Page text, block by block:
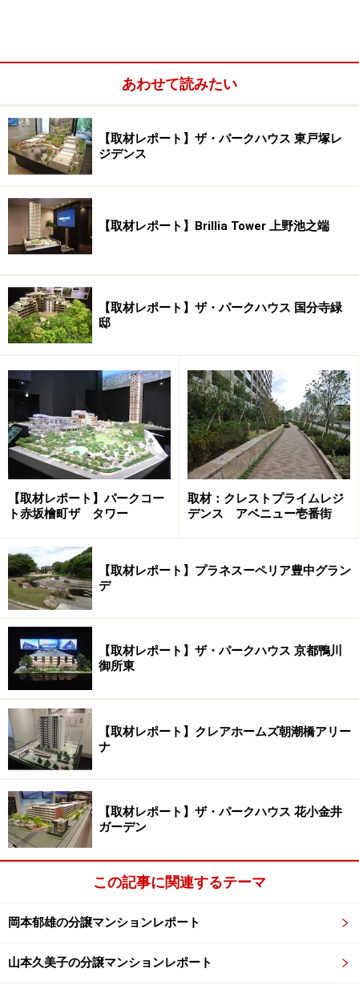
東側のさくら通りと西側のアカシア通りは道路幅員が約
10m前後あり車両は一方通行で車通りも駅徒歩4分のロケ
ーションとは思えないほど目立たず静かな環境です。
敷地西側のアカシア通り
このような恵まれた敷地のプランニングは、南向き中心
の3棟構成。低層レジデンス街として美しい街並みを形
す。
次ページでは、建物のプランニングと専有部を紹介しま
す。
※記事内容は執筆時点のものです。最新の内容をご確認くださ
い。
次のページへ
あわせて読みたい
【取材レポート】ザ・パークハウス 東戸塚レ
ジデンス
【取材レポート】Brillia Tower 上野池之端
【取材レポート】ザ・パークハウス 国分寺緑
邸
【取材レポート】パークコー
ト赤坂檜町ザ タワー
取材：クレストプライムレジ
デンス アベニュー壱番街
【取材レポート】プラネスーペリア豊中グラン
デ
【取材レポート】ザ・パークハウス 京都鴨川
御所東
【取材レポート】クレアホームズ朝潮橋アリー
ナ
【取材レポート】ザ・パークハウス 花小金井
ガーデン
この記事に関連するテーマ
岡本郁雄の分譲マンションレポート
山本久美子の分譲マンションレポート